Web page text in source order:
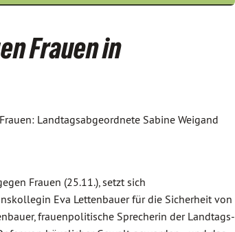
Frauen in
Landtagsabgeordnete Sabine Weigand
Frauen (25.11.), setzt sich
Eva Lettenbauer für die Sicherheit von
frauenpolitische Sprecherin der Landtags-